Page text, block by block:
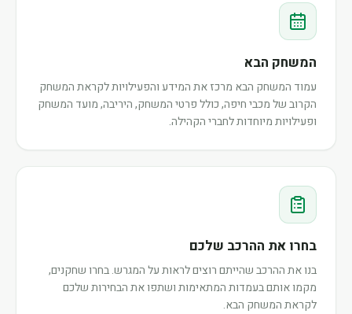
המשחק הבא
עמוד המשחק הבא מרכז את המידע והפעילויות לקראת המשחק
הקרוב של מכבי חיפה, כולל פרטי המשחק, היריבה, מועד המשחק
ופעילויות מיוחדות לחברי הקהילה.
בחרו את ההרכב שלכם
בנו את ההרכב שהייתם רוצים לראות על המגרש. בחרו שחקנים,
מקמו אותם בעמדות המתאימות ושתפו את הבחירות שלכם
לקראת המשחק הבא.